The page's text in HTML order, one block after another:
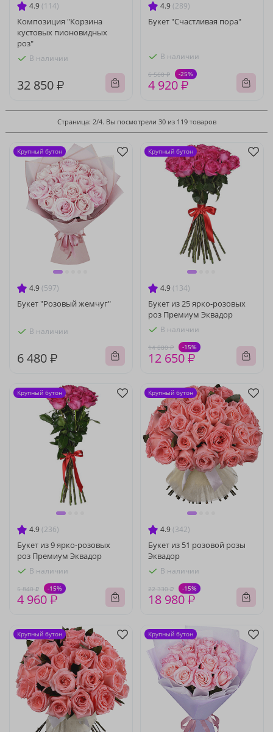
4.9 (114)
Композиция "Корзина
кустовых пионовидных
роз"
В наличии
32 850 ₽
4.9 (289)
Букет "Счастливая пора"
В наличии
6 560 ₽ -25%
4 920 ₽
Страница: 2/4. Вы посмотрели 30 из 119 товаров
4.9 (597)
Букет "Розовый жемчуг"
В наличии
6 480 ₽
Крупный бутон
4.9 (134)
Букет из 25 ярко-розовых
роз Премиум Эквадор
В наличии
14 880 ₽ -15%
12 650 ₽
Крупный бутон
4.9 (236)
Букет из 9 ярко-розовых
роз Премиум Эквадор
В наличии
5 840 ₽ -15%
4 960 ₽
Крупный бутон
4.9 (342)
Букет из 51 розовой розы
Эквадор
В наличии
22 330 ₽ -15%
18 980 ₽
Крупный бутон
Крупный бутон Крупный бутон